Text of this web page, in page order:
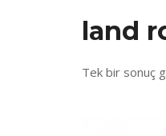
land
Tek bir sonuç